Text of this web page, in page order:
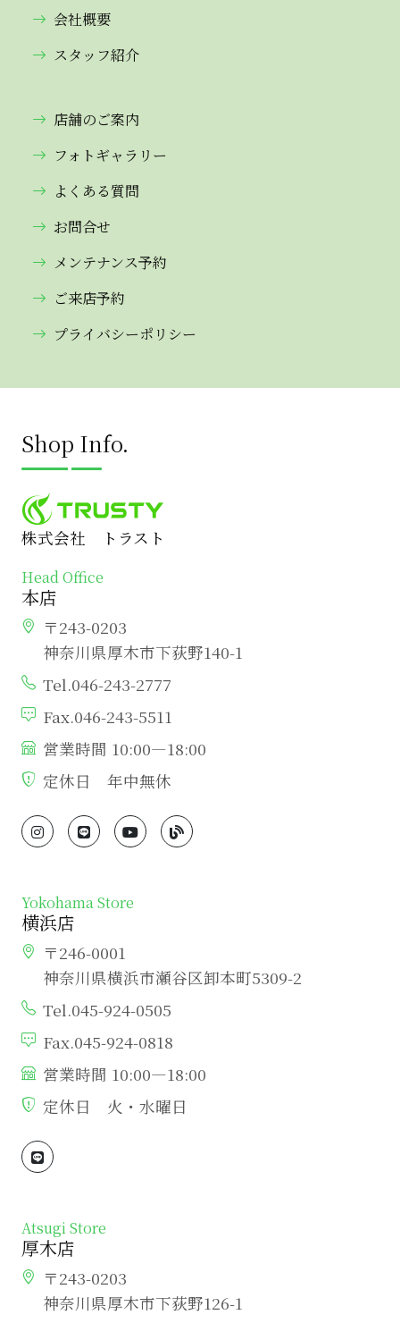
会社概要
スタッフ紹介
店舗のご案内
フォトギャラリー
よくある質問
お問合せ
メンテナンス予約
ご来店予約
プライバシーポリシー
Shop Info.
株式会社 トラスト
Head Office
本店
〒243-0203
神奈川県厚木市下荻野140-1
Tel.046-243-2777
Fax.046-243-5511
営業時間 10:00―18:00
定休日 年中無休
Yokohama Store
横浜店
〒246-0001
神奈川県横浜市瀬谷区卸本町5309-2
Tel.045-924-0505
Fax.045-924-0818
営業時間 10:00―18:00
定休日 火・水曜日
Atsugi Store
厚木店
〒243-0203
神奈川県厚木市下荻野126-1